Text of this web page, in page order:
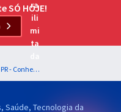
SÓ HOJE!
Fundação Estatal de Atenção à Saúde - FEAS - PR - Conhecimentos Específicos para o Cargo de Enfermeiro
Saúde, Tecnologia da